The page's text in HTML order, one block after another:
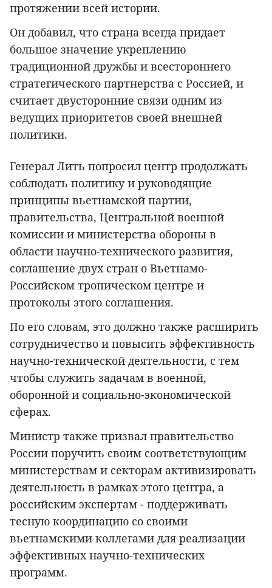
протяжении всей истории.
Он добавил, что страна всегда придает
большое значение укреплению
традиционной дружбы и всестороннего
стратегического партнерства с Россией, и
считает двусторонние связи одним из
ведущих приоритетов своей внешней
политики.
Генерал Лить попросил центр продолжать
соблюдать политику и руководящие
принципы вьетнамской партии,
правительства, Центральной военной
комиссии и министерства обороны в
области научно-технического развития,
соглашение двух стран о Вьетнамо-
Российском тропическом центре и
протоколы этого соглашения.
По его словам, это должно также расширить
сотрудничество и повысить эффективность
научно-технической деятельности, с тем
чтобы служить задачам в военной,
оборонной и социально-экономической
сферах.
Министр также призвал правительство
России поручить своим соответствующим
министерствам и секторам активизировать
деятельность в рамках этого центра, а
российским экспертам - поддерживать
тесную координацию со своими
вьетнамскими коллегами для реализации
эффективных научно-технических
программ.